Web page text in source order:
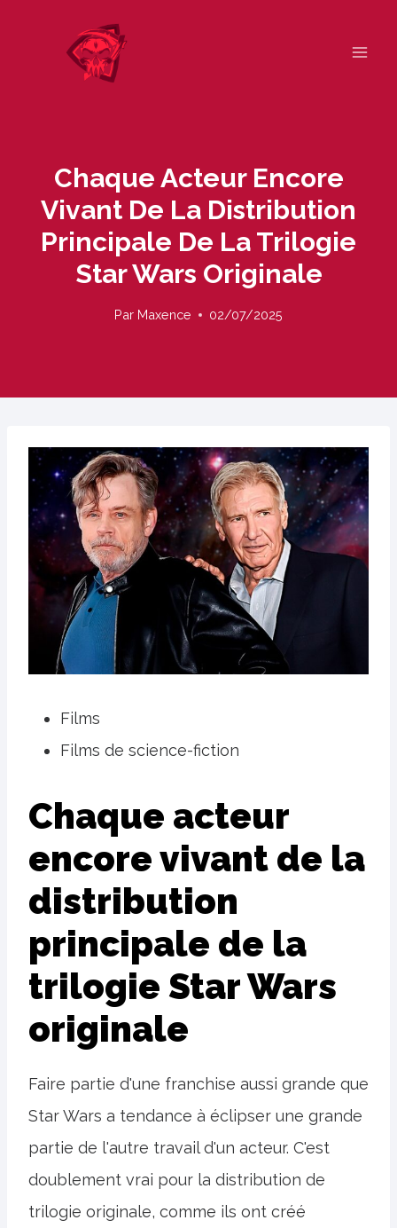
Chaque Acteur Encore
Vivant De La Distribution
Principale De La Trilogie
Star Wars Originale
Par Maxence 02/07/2025
Films
Films de science-fiction
Chaque acteur
encore vivant de la
distribution
principale de la
trilogie Star Wars
originale
Faire partie d'une franchise aussi grande que
Star Wars a tendance à éclipser une grande
partie de l'autre travail d'un acteur. C'est
doublement vrai pour la distribution de
trilogie originale, comme ils ont créé